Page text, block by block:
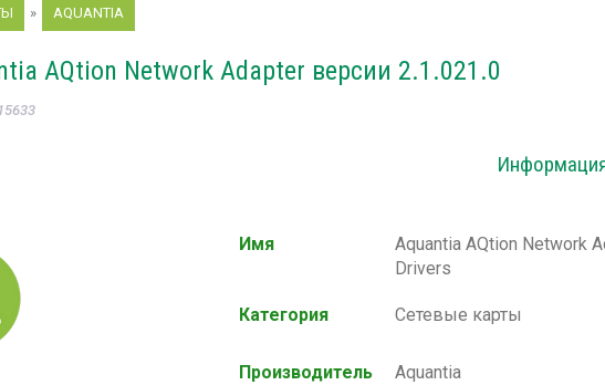
» AQUANTIA
AQtion Network Adapter версии 2.1.021.0
Имя
Aquantia AQtion Network
Drivers
Категория Сетевые карты
Производитель Aquantia